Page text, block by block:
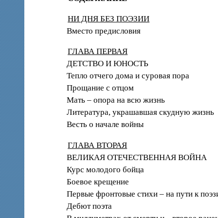
НИ ДНЯ БЕЗ ПОЭЗИИ
Вместо предисловия
ГЛАВА ПЕРВАЯ
ДЕТСТВО И ЮНОСТЬ
Тепло отчего дома и суровая пора
Прощание с отцом
Мать – опора на всю жизнь
Литература, украшавшая скудную жизнь
Весть о начале войны
ГЛАВА ВТОРАЯ
ВЕЛИКАЯ ОТЕЧЕСТВЕННАЯ ВОЙНА
Курс молодого бойца
Боевое крещение
Первые фронтовые стихи – на пути к
Дебют поэта